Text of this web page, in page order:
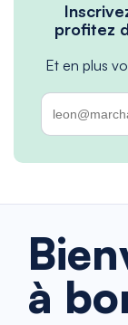
profitez
Et en plus
à